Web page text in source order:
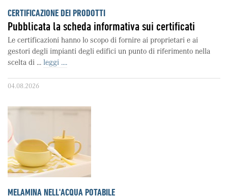
CERTIFICAZIONE DEI PRODOTTI
Pubblicata la scheda informativa sui certificati
Le certificazioni hanno lo scopo di fornire ai proprietari e ai
gestori degli impianti degli edifici un punto di riferimento nella
scelta di ... leggi ....
04.08.2026
MELAMINA NELL'ACQUA POTABILE